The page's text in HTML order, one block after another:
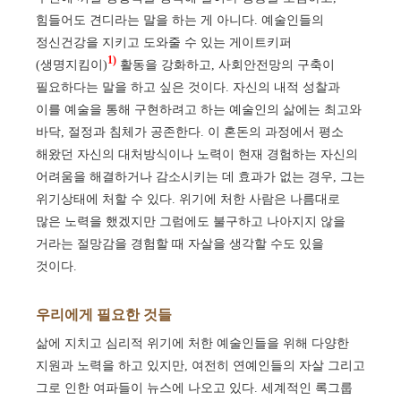
힘들어도 견디라는 말을 하는 게 아니다. 예술인들의
정신건강을 지키고 도와줄 수 있는 게이트키퍼
(생명지킴이)1) 활동을 강화하고, 사회안전망의 구축이
필요하다는 말을 하고 싶은 것이다. 자신의 내적 성찰과
이를 예술을 통해 구현하려고 하는 예술인의 삶에는 최고와
바닥, 절정과 침체가 공존한다. 이 혼돈의 과정에서 평소
해왔던 자신의 대처방식이나 노력이 현재 경험하는 자신의
어려움을 해결하거나 감소시키는 데 효과가 없는 경우, 그는
위기상태에 처할 수 있다. 위기에 처한 사람은 나름대로
많은 노력을 했겠지만 그럼에도 불구하고 나아지지 않을
거라는 절망감을 경험할 때 자살을 생각할 수도 있을
것이다.
우리에게 필요한 것들
삶에 지치고 심리적 위기에 처한 예술인들을 위해 다양한
지원과 노력을 하고 있지만, 여전히 연예인들의 자살 그리고
그로 인한 여파들이 뉴스에 나오고 있다. 세계적인 록그룹